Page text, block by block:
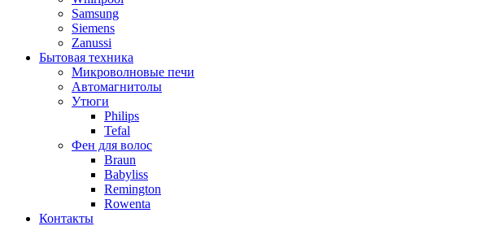
Samsung
Siemens
Zanussi
Бытовая техника
Микроволновые печи
Автомагнитолы
Утюги
Philips
Tefal
Фен для волос
Braun
Babyliss
Remington
Rowenta
Контакты